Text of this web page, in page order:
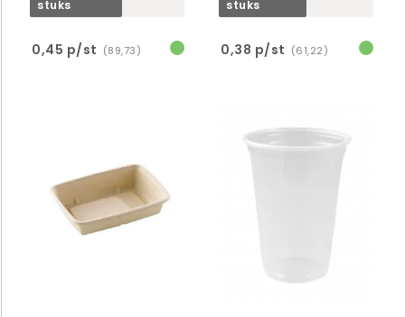
stuks
0,45 p/st (89,73)
stuks
0,38 p/st (61,22)